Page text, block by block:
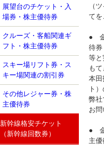
（
て
● 金
待券
等と
も
本田
ト
弊社
お問
● 金
主
展望台のチケット・入
場券・株主優待券
クルーズ・客船関連ギ
フト・株主優待券
スキー場リフト券・ス
キー場関連の割引券
その他レジャー券・株
主優待券
新幹線格安チケット
（新幹線回数券）